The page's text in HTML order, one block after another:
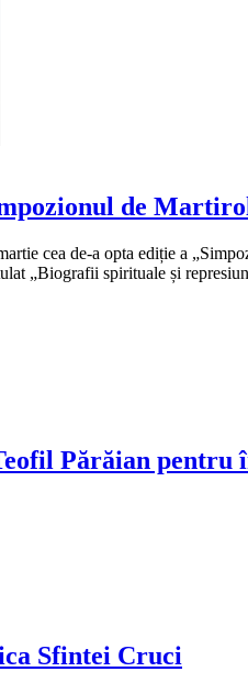
de
cea de-a opta ediție a
„Biografii spirituale și
Părăian
Sfintei Cruci